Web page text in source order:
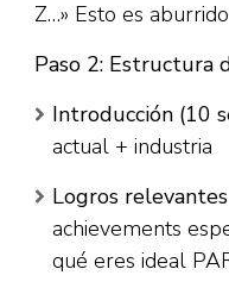
Z…» Esto es
Paso 2: Estructura
Introducción (10
actual + industria
Logros
achievements
qué eres ideal